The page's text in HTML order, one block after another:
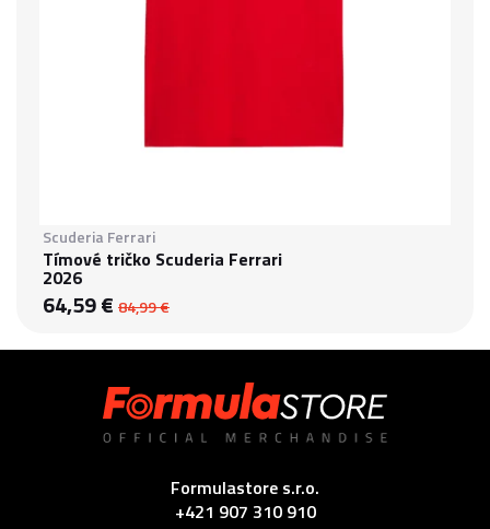
Scuderia Ferrari
Tímové tričko Scuderia Ferrari
2026
64,59 € 84,99 €
Formulastore s.r.o.
+421 907 310 910